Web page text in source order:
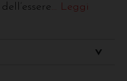
... Leggi